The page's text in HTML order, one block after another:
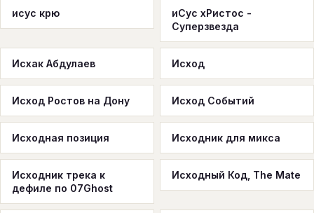
исус крю
иСус хРистос -
Суперзвезда
Исхак Абдулаев Исход
Исход Ростов на Дону Исход Событий
Исходная позиция Исходник для микса
Исходник трека к
дефиле по 07Ghost
Исходный Код, The Mate